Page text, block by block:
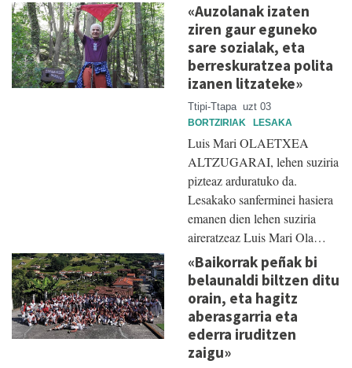
«Auzolanak izaten
ziren gaur eguneko
sare sozialak, eta
berreskuratzea polita
izanen litzateke»
Ttipi-Ttapa uzt 03
BORTZIRIAK LESAKA
Luis Mari OLAETXEA
ALTZUGARAI, lehen suziria
pizteaz arduratuko da.
Lesakako sanferminei hasiera
emanen dien lehen suziria
aireratzeaz Luis Mari Ola…
«Baikorrak peñak bi
belaunaldi biltzen ditu
orain, eta hagitz
aberasgarria eta
ederra iruditzen
zaigu»